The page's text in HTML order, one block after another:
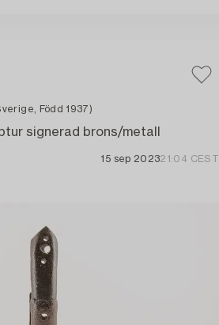
Född 1937)
signerad brons/metall
15 sep 202321:04 CEST